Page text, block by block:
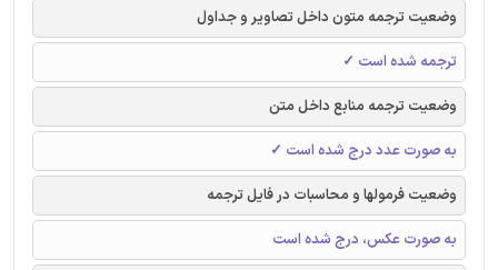
وضعیت ترجمه متون داخل تصاویر و جداول
ترجمه شده است ✓
وضعیت ترجمه منابع داخل متن
به صورت عدد درج شده است ✓
وضعیت فرمولها و محاسبات در فایل ترجمه
به صورت عکس، درج شده است